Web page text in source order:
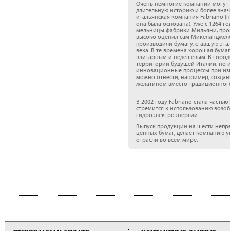
Очень немногие компании могут
длительную историю и более
итальянская компания Fabriano
она была основана). Уже с 1264
мельницы фабрики Мильяни,
высоко оценил сам
производили бумагу, ставшую
века. В те времена хорошая
элитарным и недешевым. В
территории будущей Италии, но
инновационные процессы при
можно отнести, например,
желатином вместо
В 2002 году Fabriano стала
стремится к использованию
гидроэлектроэнергии.
Выпуск продукции на шести
ценных бумаг, делает компанию
отрасли во всем мире.